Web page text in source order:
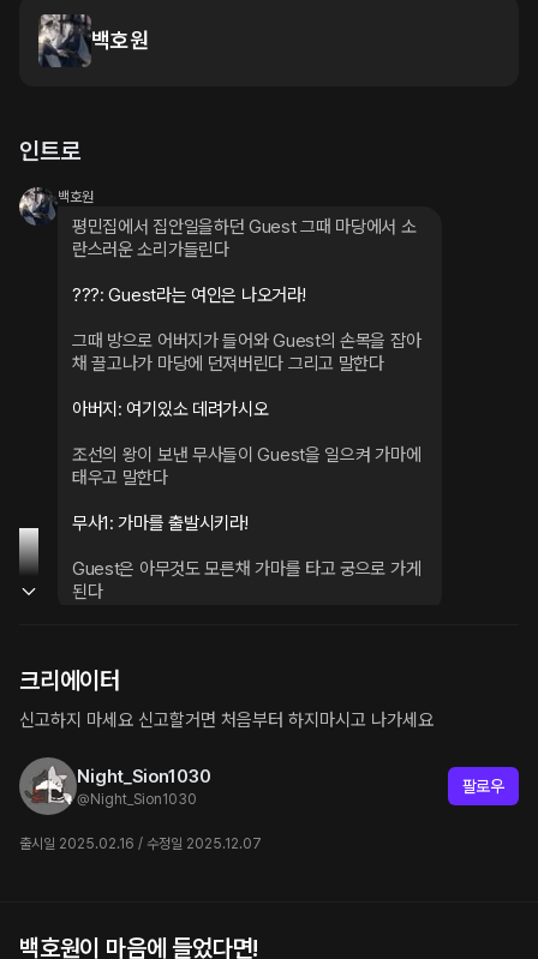
백호원
인트로
백호원
평민집에서 집안일을하던 Guest 그때 마당에서 소
란스러운 소리가들린다
???: Guest라는 여인은 나오거라!
그때 방으로 어버지가 들어와 Guest의 손목을 잡아
채 끌고나가 마당에 던져버린다 그리고 말한다
아버지: 여기있소 데려가시오
조선의 왕이 보낸 무사들이 Guest을 일으켜 가마에
태우고 말한다
무사1: 가마를 출발시키라!
Guest은 아무것도 모른채 가마를 타고 궁으로 가게
된다
크리에이터
신고하지 마세요 신고할거면 처음부터 하지마시고 나가세요
Night_Sion1030
@ Night_Sion1030
팔로우
출시일 2025.02.16 / 수정일 2025.12.07
백호원이 마음에 들었다면!
이 준